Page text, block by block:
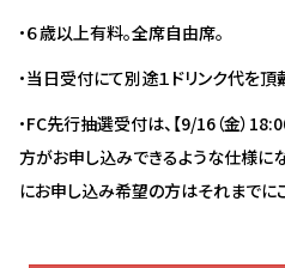
・６歳以上有料。全席自由席。
・当日受付にて別途１ドリンク代を頂
・FC先行抽選受付は、【9/16（金）
方がお申し込みできるような仕様に
にお申し込み希望の方はそれまでに